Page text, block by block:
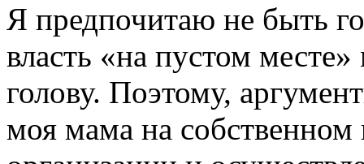
Я предпочитаю не быть
власть «на пустом
голову. Поэтому,
моя мама на